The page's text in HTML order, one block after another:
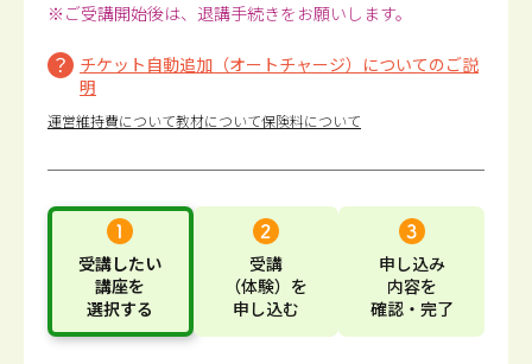
※ご受講開始後は、退講手続きをお願いします。
チケット自動追加（オートチャージ）についてのご説
明
運営維持費について教材について保険料について
受講したい
講座を
選択する
受講
（体験） を
申し込む
申し込み
内容を
確認・完了